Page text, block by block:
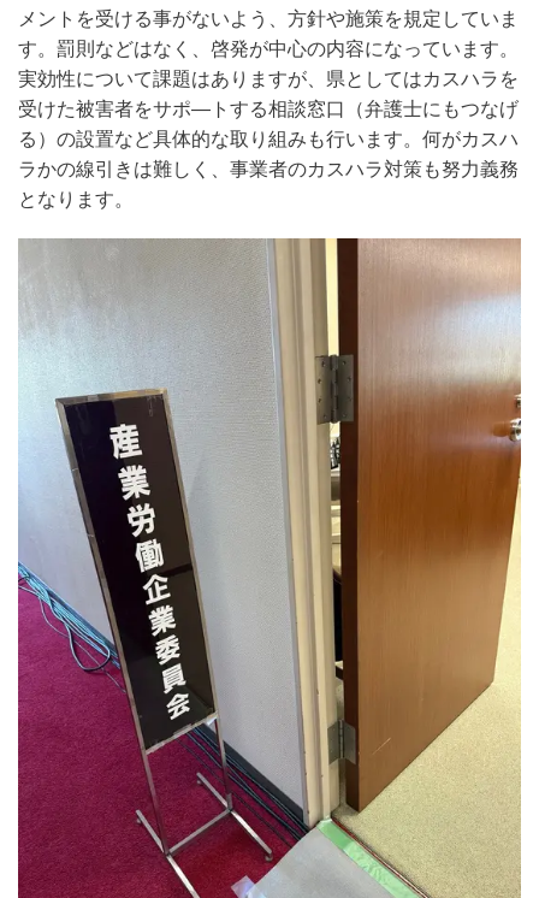
メントを受ける事がないよう、方針や施策を規定していま
す。罰則などはなく、啓発が中心の内容になっています。
実効性について課題はありますが、県としてはカスハラを
受けた被害者をサポ―トする相談窓口（弁護士にもつなげ
る）の設置など具体的な取り組みも行います。何がカスハ
ラかの線引きは難しく、事業者のカスハラ対策も努力義務
となります。